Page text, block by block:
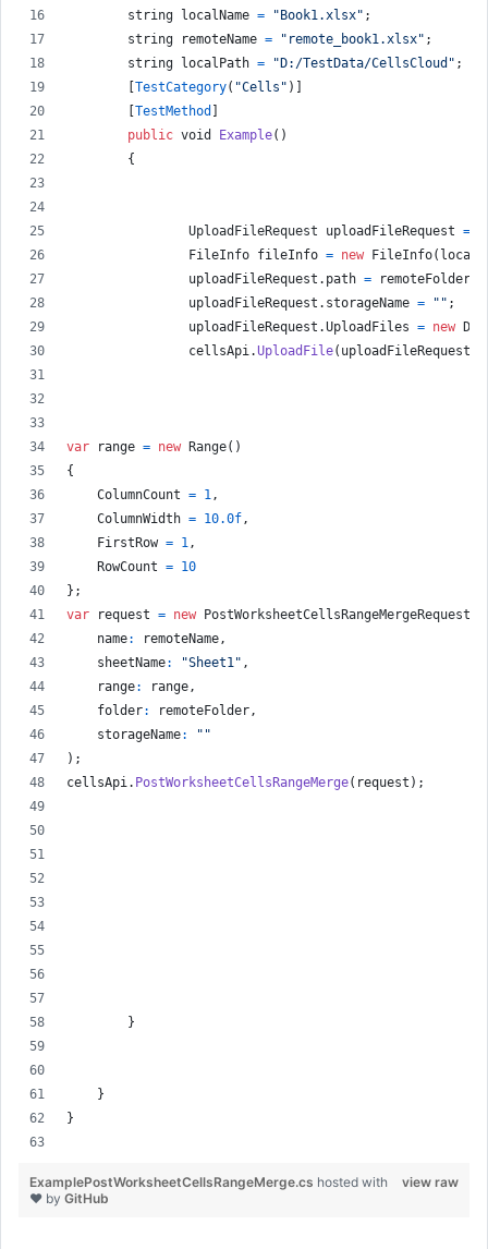
string
localName = "Book1.xlsx" ;
string
remoteName = "remote_book1.xlsx" ;
string
localPath = "D:/TestData/CellsCloud" ;
TestCategory( "Cells" )
TestMethod
public void Example( )
{
UploadFileRequest uploadFileRequest =
FileInfo fileInfo = new FileInfo(
uploadFileRequest . path = remoteFolder
uploadFileRequest . storageName = "" ;
uploadFileRequest .UploadFiles = new
cellsApi.UploadFile( uploadFileRequest
var range = new Range( )
{
ColumnCount = 1,
ColumnWidth = 10.0f,
FirstRow = 1,
RowCount = 10
} ;
var
request = new PostWorksheetCellsRangeMergeRequest
name: remoteName,
sheetName: "Sheet1" ,
range: range,
folder: remoteFolder,
storageName:
""
) ;
cellsApi. PostWorksheetCellsRangeMerge( request ) ;
}
}
}
view raw
ExamplePostWorksheetCellsRangeMerge.cs hosted with
❤ by GitHub